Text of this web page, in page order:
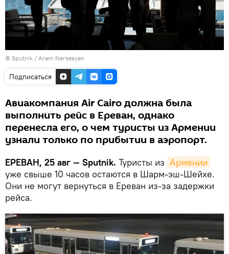
© Sputnik / Aram Nersesyan
Подписаться
Авиакомпания Air Cairo должна была
выполнить рейс в Ереван, однако
перенесла его, о чем туристы из Армении
узнали только по прибытии в аэропорт.
ЕРЕВАН, 25 авг — Sputnik. Туристы из Армении
уже свыше 10 часов остаются в Шарм-эш-Шейхе.
Они не могут вернуться в Ереван из-за задержки
рейса.